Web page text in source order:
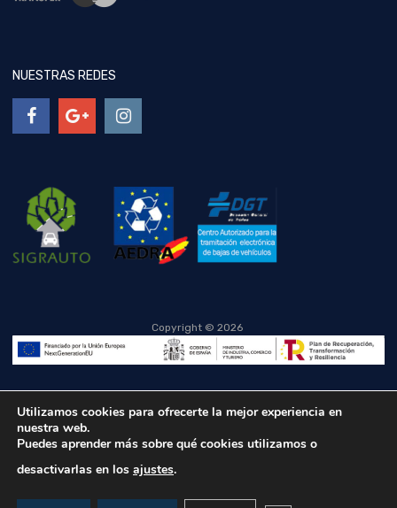
NUESTRAS REDES
Copyright © 2026
Utilizamos cookies para ofrecerte la mejor experiencia en
nuestra web.
Puedes aprender más sobre qué cookies utilizamos o
desactivarlas en los ajustes.